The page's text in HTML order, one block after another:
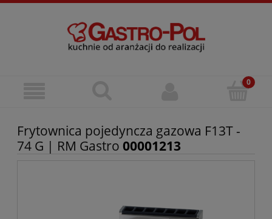
Frytownica pojedyncza gazowa F13T -
74 G | RM Gastro 00001213